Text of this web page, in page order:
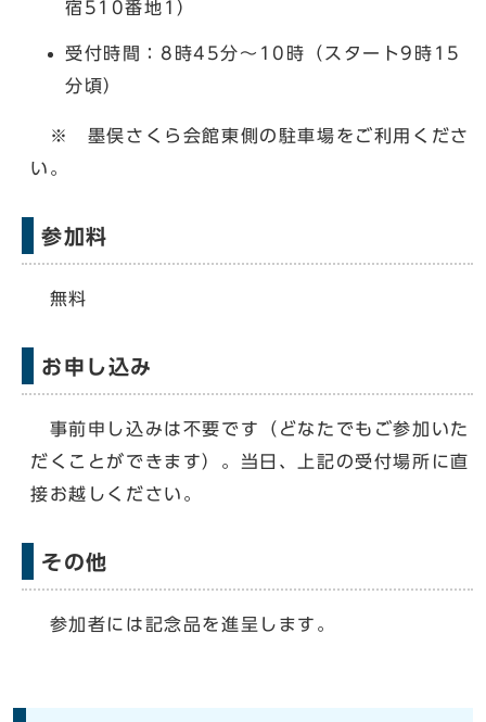
宿510番地1）
受付時間：8時45分～10時（スタート9時15
分頃）
※ 墨俣さくら会館東側の駐車場をご利用くださ
い。
参加料
無料
お申し込み
事前申し込みは不要です（どなたでもご参加いた
だくことができます）。当日、上記の受付場所に直
接お越しください。
その他
参加者には記念品を進呈します。